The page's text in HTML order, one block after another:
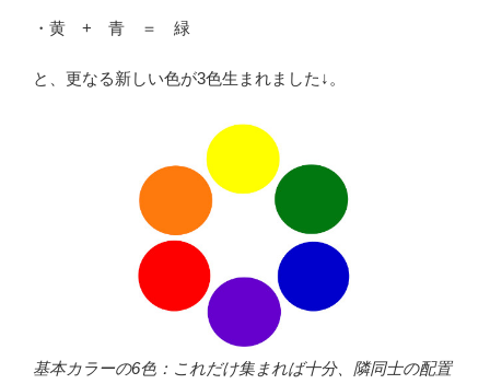
・黄 + 青 ＝ 緑
と、更なる新しい色が3色生まれました↓。
基本カラーの6色：これだけ集まれば十分、隣同士の配置